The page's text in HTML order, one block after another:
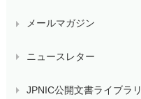
メールマガジン
ニュースレター
JPNIC公開文書ライブラリ